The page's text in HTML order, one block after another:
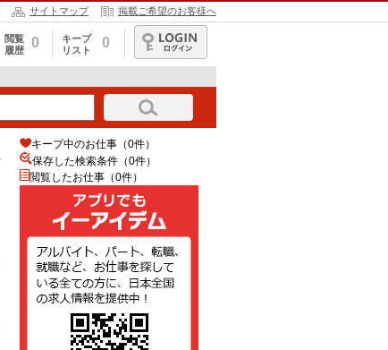
サイトマップ 掲載ご希望のお客様へ
閲覧
履歴
0
キープ
リスト
0
ログイン
キープ中のお仕事（0件）
保存した検索条件（0件）
閲覧したお仕事（0件）